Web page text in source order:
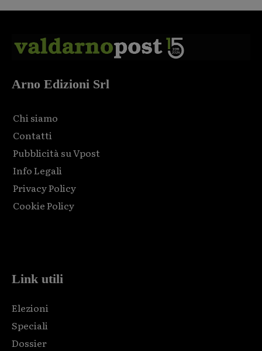
Arno Edizioni Srl
Chi siamo
Contatti
Pubblicità su Vpost
Info Legali
Privacy Policy
Cookie Policy
Link utili
Elezioni
Speciali
Dossier